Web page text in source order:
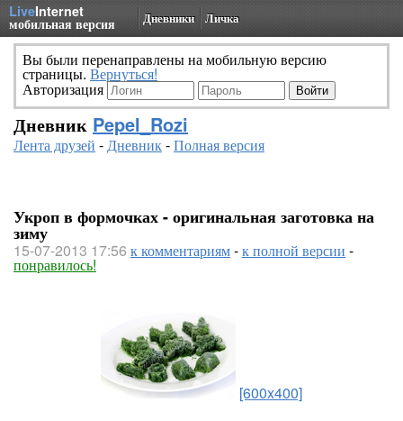
LiveInternet
мобильная версия Дневники Личка
Вы были перенаправлены на мобильную версию
страницы. Вернуться!
Авторизация
Дневник Pepel_Rozi
Лента друзей -Дневник-Полная версия
Укроп в формочках - оригинальная заготовка на
зиму
15-07-2013 17:56 к комментариям-к полной версии -
понравилось!
[600x400]